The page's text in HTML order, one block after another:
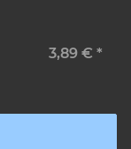
3,89 € *